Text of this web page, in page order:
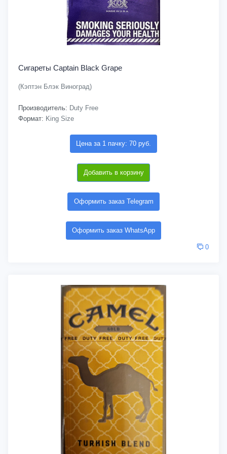
Сигареты Captain Black Grape
(Кэптэн Блэк Виноград)
Производитель: Duty Free
Формат: King Size
Цена за 1 пачку: 70 руб.
Добавить в корзину
Оформить заказ Telegram
Оформить заказ WhatsApp
0